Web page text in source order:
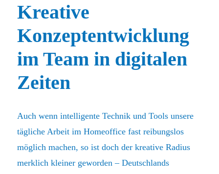
Kreative
Konzeptentwicklung
im Team in digitalen
Zeiten
Auch wenn intelligente Technik und Tools unsere
tägliche Arbeit im Homeoffice fast reibungslos
möglich machen, so ist doch der kreative Radius
merklich kleiner geworden – Deutschlands